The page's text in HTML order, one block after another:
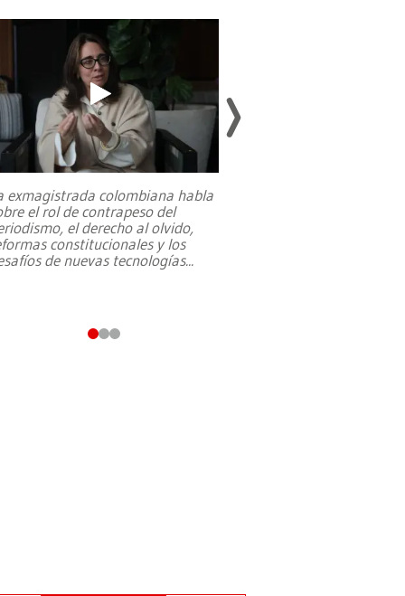
exmagistrada colombiana habla
el rol de contrapeso del
el derecho al olvido,
constitucionales y los
de nuevas tecnologías...